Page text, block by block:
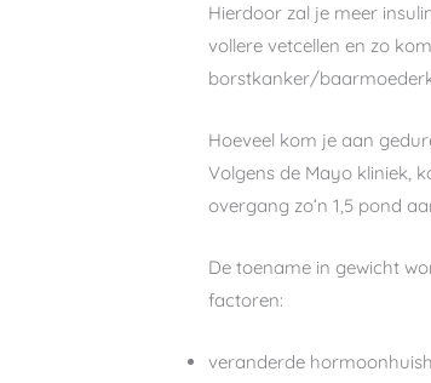
Hierdoor zal je meer
vollere vetcellen en zo
borstkanker/
Hoeveel kom je aan
Volgens de Mayo kliniek,
overgang zo’n 1,5 pond
De toename in gewicht
factoren:
veranderde